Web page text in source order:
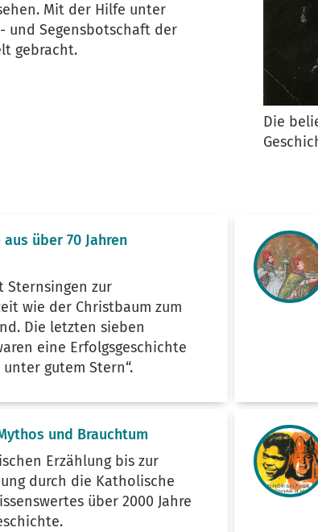
Mit der Hilfe unter
und Segensbotschaft der
gebracht.
Die
über 70 Jahren
Sternsingen zur
wie der Christbaum zum
Die letzten sieben
eine Erfolgsgeschichte
gutem Stern“.
und Brauchtum
Erzählung bis zur
durch die Katholische
über 2000 Jahre